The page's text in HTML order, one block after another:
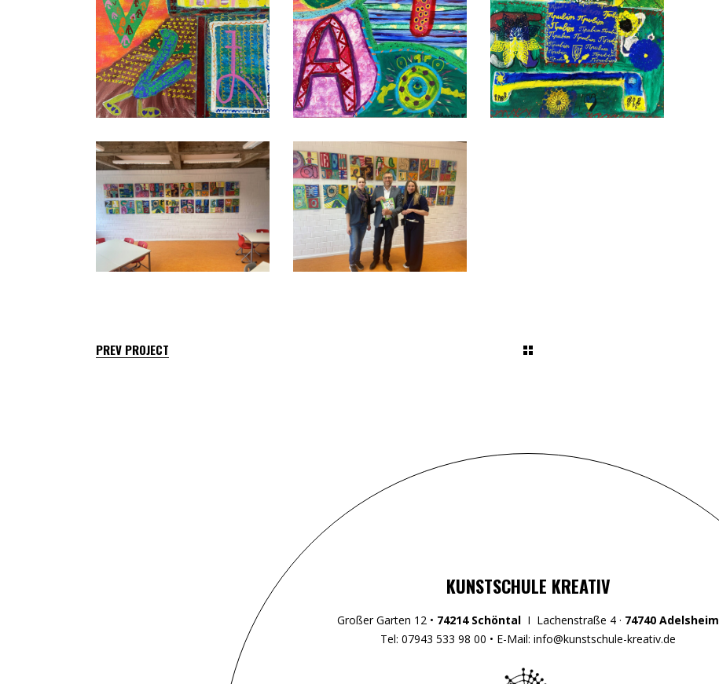
PREV PROJECT
KUNSTSCHULE KREATIV
Großer Garten 12 • 74214 Schöntal I Lachenstraße 4 · 74740 Adelsheim
Tel: 07943 533 98 00 • E-Mail: info@kunstschule-kreativ.de